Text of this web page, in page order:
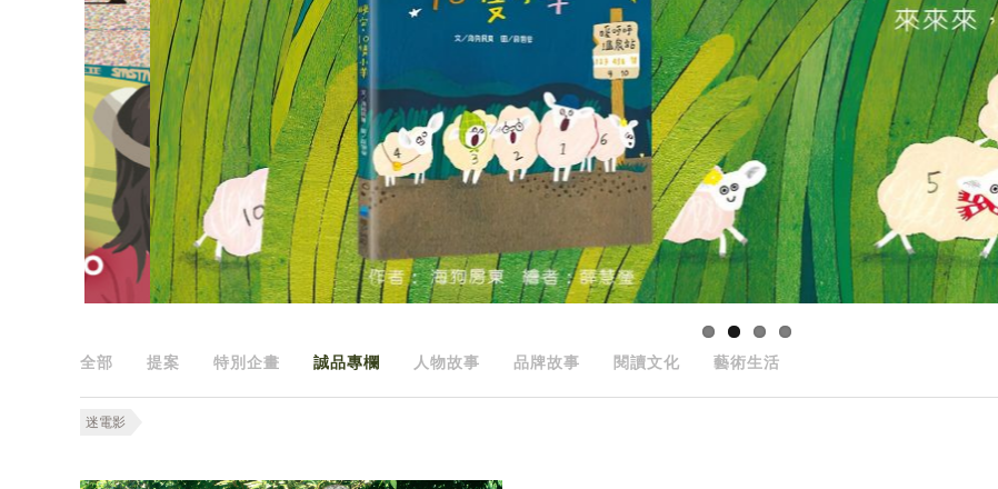
全部 提案 特別企畫 誠品專欄 人物故事 品牌故事 閱讀文化 藝術生活
迷電影